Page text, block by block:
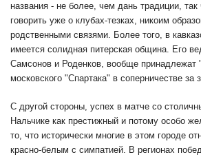
названия - не более, чем дань традиции, так
говорить уже о клубах-тезках, никоим
родственными связями. Более того, в
имеется солидная питерская община. Его
Самсонов и Роденков, вообще принадлежат
московского "Спартака" в соперничестве за
С другой стороны, успех в матче со
Нальчике как престижный и потому особо
то, что исторически многие в этом городе
красно-белым с симпатией. В регионах